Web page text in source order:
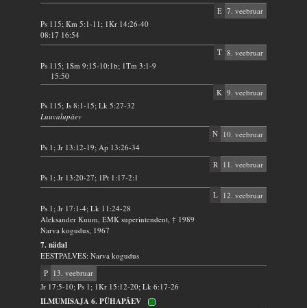
E 7. veebruar
Ps 115; Km 5:1-11; 1Kr 14:26-40
08:17 16:54
T 8. veebruar
Ps 115; 1Sm 9:15-10:1b; 1Tm 3:1-9
15:50
K 9. veebruar
Ps 115; Js 8:1-15; Lk 5:27-32
Luuvalupäev
N
10. veebruar
Ps 1; Jr 13:12-19; Ap 13:26-34
R
11. veebruar
Ps 1; Jr 13:20-27; 1Pt 1:17-2:1
L
12. veebruar
Ps 1; Jr 17:1-4; Lk 11:24-28
Aleksander Kuum, EMK superintendent, † 1989
Narva kogudus, 1967
7. nädal
EESTPALVES: Narva kogudus
P
13. veebruar
Jr 17:5-10; Ps 1; 1Kr 15:12-20; Lk 6:17-26
ILMUMISAJA 6. PÜHAPÄEV